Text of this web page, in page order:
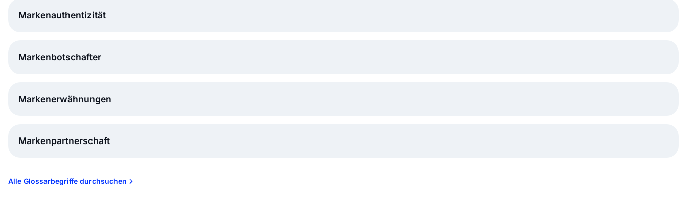
Markenauthentizität
Markenbotschafter
Markenerwähnungen
Markenpartnerschaft
Alle Glossarbegriffe durchsuchen